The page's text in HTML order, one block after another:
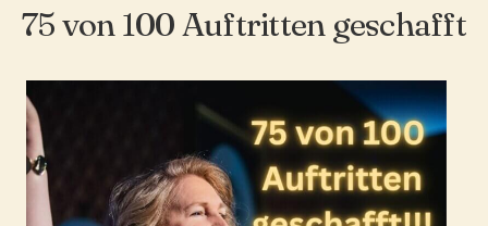
75 von 100 Auftritten geschafft